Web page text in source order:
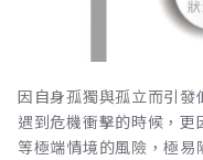
因自身孤獨與孤立而引
遇到危機衝擊的時候，
等極端情境的風險，極